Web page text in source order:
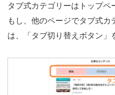
タブ式カテゴリーはトップペ
もし、他のページでタブ式
は、「タブ切り替えボタン」